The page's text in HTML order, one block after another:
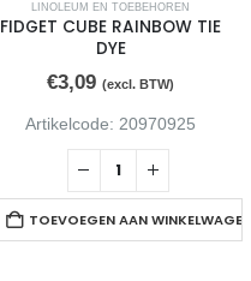
LINOLEUM EN TOEBEHOREN
FIDGET CUBE RAINBOW TIE
DYE
€3,09 (excl. BTW)
Artikelcode: 20970925
TOEVOEGEN AAN